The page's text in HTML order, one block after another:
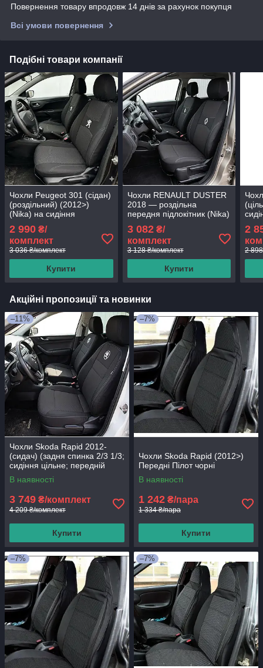
Повернення товару впродовж 14 днів за рахунок покупця
Всі умови повернення
Подібні товари компанії
Чохли Peugeot 301 (сідан)
(роздільний) (2012>)
(Nika) на сидіння
2 990 ₴/
комплект
3 036 ₴/комплект
Купити
Чохли RENAULT DUSTER
2018 — роздільна
передня підлокітник (Nika)
на сидіння
3 082₴/
комплект
3 128 ₴/комплект
Купити
2
2
Акційні пропозиції та новинки
–11%
Чохли Skoda Rapid 2012-
(сидач) (задня спинка 2/3 1/3;
сидіння цільне; передній
підлокітник; 5 підголівників;
В наявності
3 749 ₴/комплект
4 209 ₴/комплект
Купити
–7%
Чохли Skoda Rapid (2012>)
Передні Пілот чорні
В наявності
1 242 ₴/пара
1 334 ₴/пара
Купити
–7% –7%